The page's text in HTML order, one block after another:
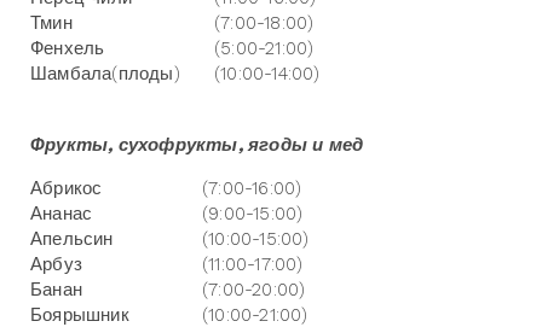
Тмин
(7:00-18:00)
Фенхель
(5:00-21:00)
Шамбала(плоды)
(10:00-14:00)
Фрукты, сухофрукты, ягоды и мед
Абрикос
(7:00-16:00)
Ананас
(9:00-15:00)
Апельсин
(10:00-15:00)
Арбуз
(11:00-17:00)
Банан
(7:00-20:00)
Боярышник
(10:00-21:00)